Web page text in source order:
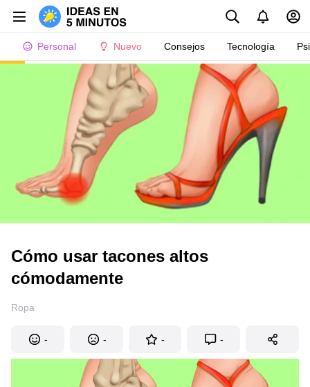
Personal Nuevo Consejos Tecnología
Cómo usar tacones altos
cómodamente
Ropa
- - - -